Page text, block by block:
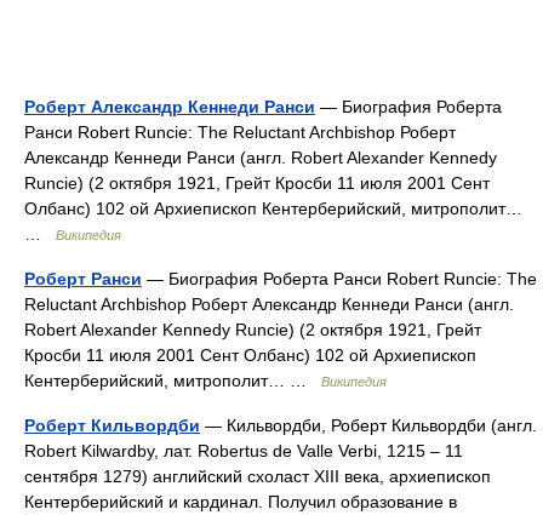
Роберт Александр Кеннеди Ранси — Биография Роберта
Ранси Robert Runcie: The Reluctant Archbishop Роберт
Александр Кеннеди Ранси (англ. Robert Alexander Kennedy
Runcie) (2 октября 1921, Грейт Кросби 11 июля 2001 Сент
Олбанс) 102 ой Архиепископ Кентерберийский, митрополит…
Википедия
Роберт Ранси — Биография Роберта Ранси Robert Runcie: The
Reluctant Archbishop Роберт Александр Кеннеди Ранси (англ.
Robert Alexander Kennedy Runcie) (2 октября 1921, Грейт
Кросби 11 июля 2001 Сент Олбанс) 102 ой Архиепископ
Кентерберийский, митрополит… …
Википедия
Роберт Кильвордби — Кильвордби, Роберт Кильвордби (англ.
Robert Kilwardby, лат. Robertus de Valle Verbi, 1215 – 11
сентября 1279) английский схоласт XIII века, архиепископ
Кентерберийский и кардинал. Получил образование в